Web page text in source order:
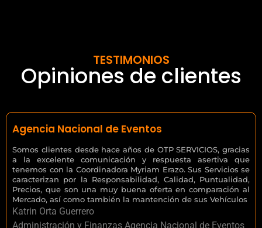
TESTIMONIOS
Opiniones de clientes
Agencia Nacional de Eventos
Somos clientes desde hace años de OTP SERVICIOS, gracias
a la excelente comunicación y respuesta asertiva que
tenemos con la Coordinadora Myriam Erazo. Sus Servicios se
caracterizan por la Responsabilidad, Calidad, Puntualidad,
Precios, que son una muy buena oferta en comparación al
Mercado, así como también la mantención de sus Vehículos
Katrin Orta Guerrero
Administración y Finanzas Agencia Nacional de Eventos